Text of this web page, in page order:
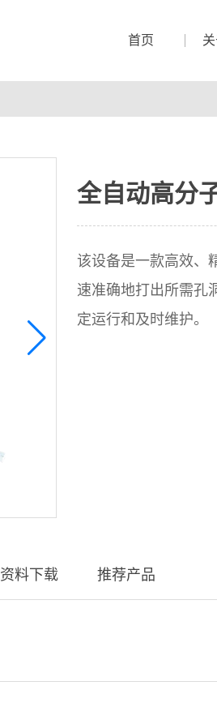
首页 关
全自动高分
该设备是一款高效、
速准确地打出所需孔
定运行和及时维护。
资料下载 推荐产品